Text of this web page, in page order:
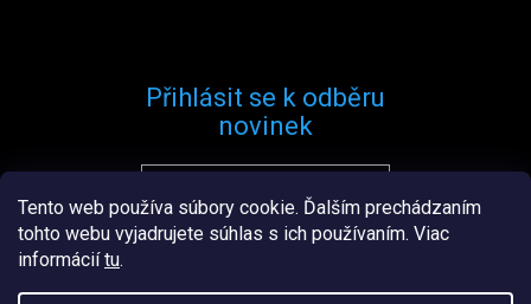
Tento web používa súbory cookie. Ďalším prechádzaním
tohto webu vyjadrujete súhlas s ich používaním. Viac
informáciítu.
Přihlásit se k odběru
novinek
Přihlásit se